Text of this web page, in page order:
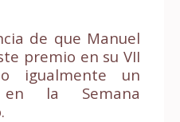
de que Manuel
premio en su VII
igualmente un
en la Semana